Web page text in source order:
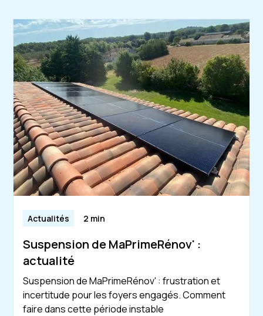
Actualités 2 min
Suspension de MaPrimeRénov' :
actualité
Suspension de MaPrimeRénov' : frustration et
incertitude pour les foyers engagés. Comment
faire dans cette période instable